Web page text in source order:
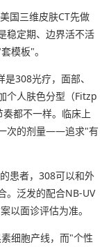
国三维皮肤CT先做
稳定期、边界活不活
模板"。
是308光疗，面部、
个人肤色分型（Fitzp
都不一样。临床上
次的剂量——追求"有
患者，308可以和外
。泛发的配合NB-UV
以面诊评估为准。
细胞产线，而"个性